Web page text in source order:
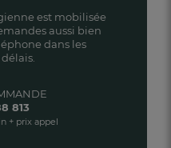
est mobilisée
aussi bien
dans les
813
+ prix appel